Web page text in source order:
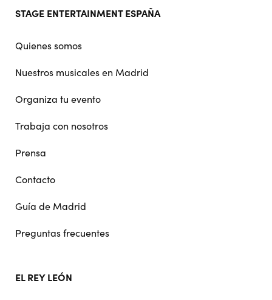
doormat
STAGE ENTERTAINMENT ESPAÑA
Quienes somos
Nuestros musicales en Madrid
Organiza tu evento
Trabaja con nosotros
Prensa
Contacto
Guía de Madrid
Preguntas frecuentes
EL REY LEÓN